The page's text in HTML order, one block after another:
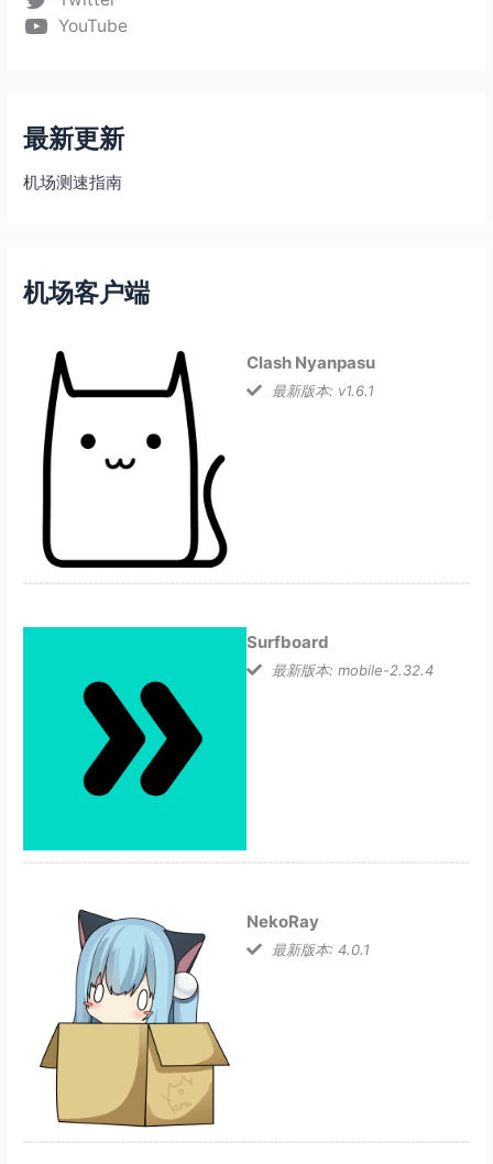
YouTube
最新更新
机场测速指南
机场客户端
Clash Nyanpasu
最新版本: v1.6.1
Surfboard
最新版本: mobile-2.32.4
NekoRay
最新版本: 4.0.1